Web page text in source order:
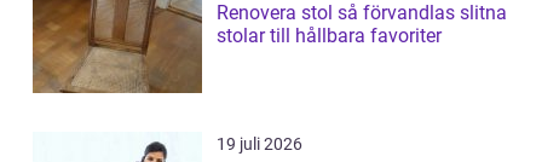
Renovera stol så förvandlas slitna
stolar till hållbara favoriter
19 juli 2026